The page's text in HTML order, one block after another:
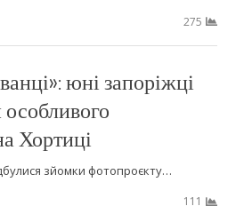
275
юні запоріжці
Хортиці
зйомки фотопроєкту…
111